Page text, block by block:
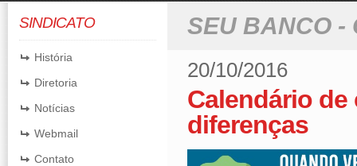
SINDICATO
História
Diretoria
Notícias
Webmail
Contato
SEU BANCO -
20/10/2016
Calendário de
diferenças